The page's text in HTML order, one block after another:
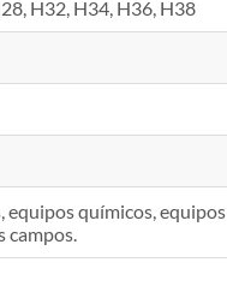
H32, H34, H36, H38
equipos químicos, equipos
campos.